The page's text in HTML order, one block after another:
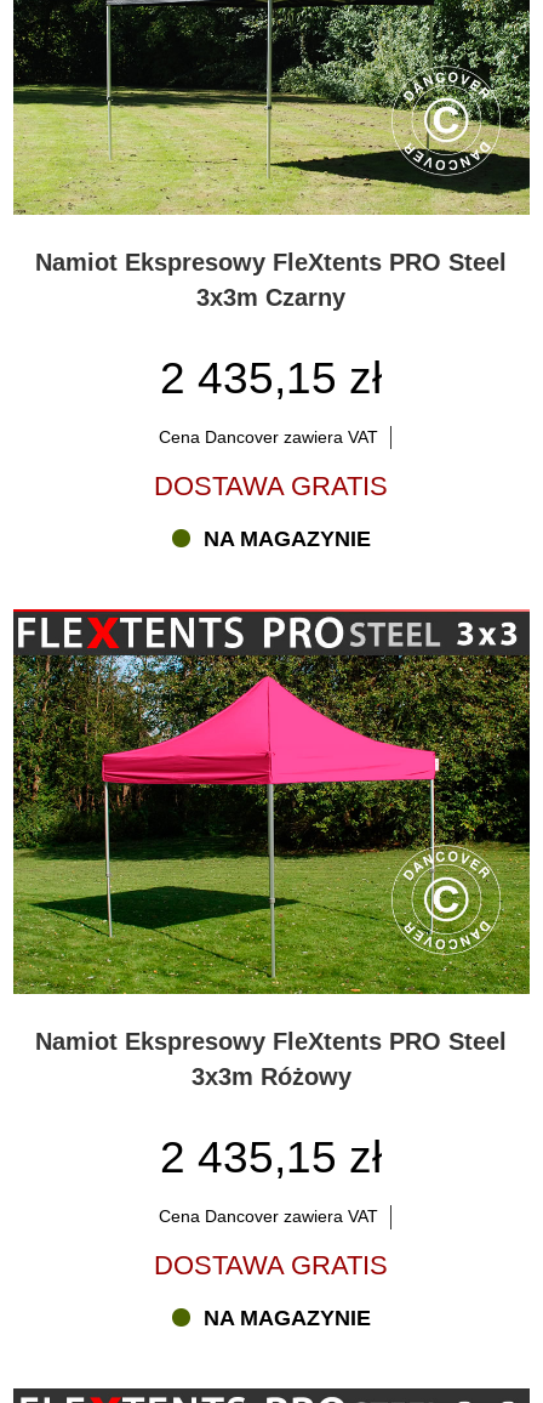
Namiot Ekspresowy FleXtents PRO Steel
3x3m Czarny
2 435,15 zł
Cena Dancover zawiera VAT
DOSTAWA GRATIS
NA MAGAZYNIE
Namiot Ekspresowy FleXtents PRO Steel
3x3m Różowy
2 435,15 zł
Cena Dancover zawiera VAT
DOSTAWA GRATIS
NA MAGAZYNIE